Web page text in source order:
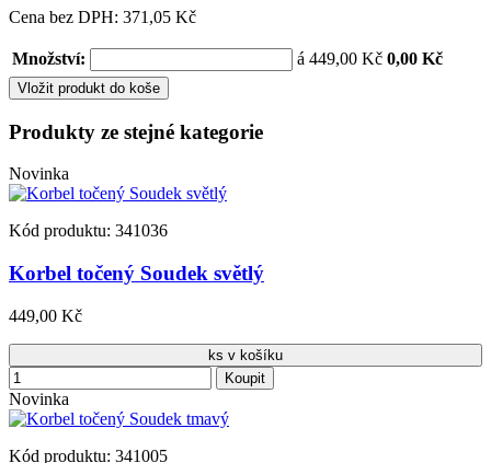
Cena bez DPH: 371,05 Kč
Množství: á 449,00 Kč 0,00 Kč
Vložit produkt do koše
Produkty ze stejné kategorie
Novinka
Kód produktu: 341036
Korbel točený Soudek světlý
449,00 Kč
ks v košíku
Koupit
Novinka
Kód produktu: 341005